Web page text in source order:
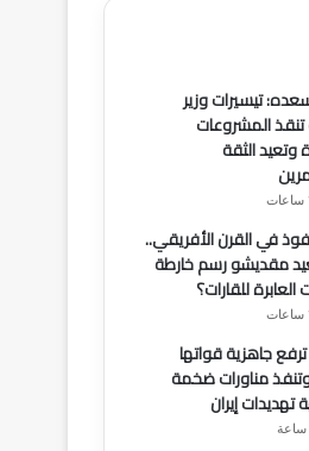
تيسيرات وزير
تنقذ المشروعات
وتعيد الثقة
في القرن الأفريقي..
مقديشو رسم خارطة
العابرة للقارات؟
جاهزية قواتها
وتنفذ مناورات ضخمة
تهديدات إيران